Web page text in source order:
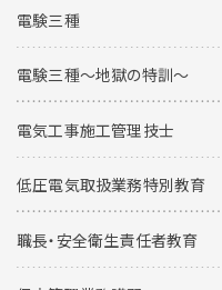
電験三種
電験三種〜地獄の特訓〜
電気工事施工管理技士
低圧電気取扱業務特別教育
職長・安全衛生責任者教育